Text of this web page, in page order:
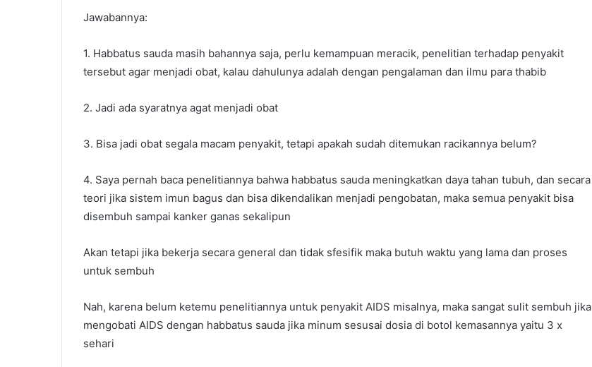
Jawabannya:
1. Habbatus sauda masih bahannya saja, perlu kemampuan meracik, penelitian terhadap penyakit
tersebut agar menjadi obat, kalau dahulunya adalah dengan pengalaman dan ilmu para thabib
2. Jadi ada syaratnya agat menjadi obat
3. Bisa jadi obat segala macam penyakit, tetapi apakah sudah ditemukan racikannya belum?
4. Saya pernah baca penelitiannya bahwa habbatus sauda meningkatkan daya tahan tubuh, dan secara
teori jika sistem imun bagus dan bisa dikendalikan menjadi pengobatan, maka semua penyakit bisa
disembuh sampai kanker ganas sekalipun
Akan tetapi jika bekerja secara general dan tidak sfesifik maka butuh waktu yang lama dan proses
untuk sembuh
Nah, karena belum ketemu penelitiannya untuk penyakit AIDS misalnya, maka sangat sulit sembuh jika
mengobati AIDS dengan habbatus sauda jika minum sesusai dosia di botol kemasannya yaitu 3 x
sehari